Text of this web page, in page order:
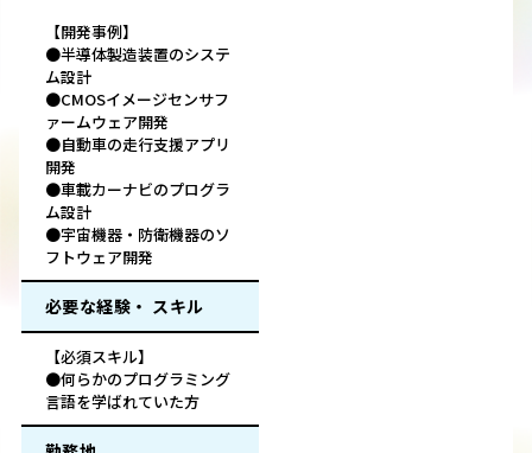
【開発事例】
●半導体製造装置のシステ
ム設計
●CMOSイメージセンサフ
ァームウェア開発
●自動車の走行支援アプリ
開発
●車載カーナビのプログラ
ム設計
●宇宙機器・防衛機器のソ
フトウェア開発
必要な経験・ スキル
【必須スキル】
●何らかのプログラミング
言語を学ばれていた方